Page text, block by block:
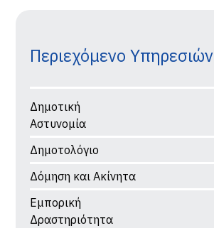
Περιεχόμενο Υπηρεσιών
Δημοτική
Αστυνομία
Δημοτολόγιο
Δόμηση και Ακίνητα
Εμπορική
Δραστηριότητα